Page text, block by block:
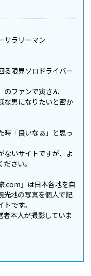
サラリーマン
る限界ソロドライバー
のファンで寅さん
な男になりたいと密か
時「良いなぁ」と思っ
ないサイトですが、よ
さい。
.com」は日本各地を自
光地の写真を個人で記
です。
者本人が撮影していま